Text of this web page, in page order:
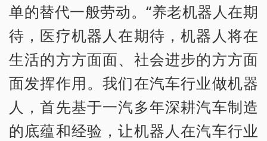
单的替代一般劳动。“养老机器人在期
待，医疗机器人在期待，机器人将在
生活的方方面面、社会进步的方方面
面发挥作用。我们在汽车行业做机器
人，首先基于一汽多年深耕汽车制造
的底蕴和经验，让机器人在汽车行业